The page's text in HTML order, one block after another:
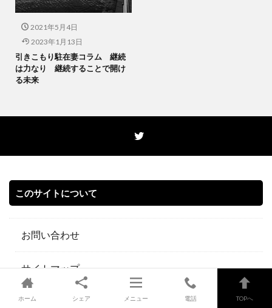
2021年5月4日
2023年1月13日
引きこもり駐在妻コラム 継続
は力なり 継続することで開け
る未来
このサイトについて
お問い合わせ
サイトマップ
プライバシーポリシー
ホーム シェア メニュー 電話 TOPへ